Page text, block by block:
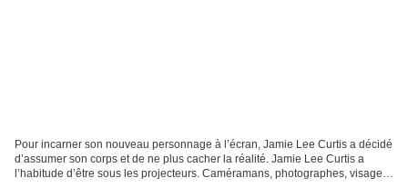
Pour incarner son nouveau personnage à l’écran, Jamie Lee Curtis a décidé
d’assumer son corps et de ne plus cacher la réalité. Jamie Lee Curtis a
l’habitude d’être sous les projecteurs. Caméramans, photographes, visage